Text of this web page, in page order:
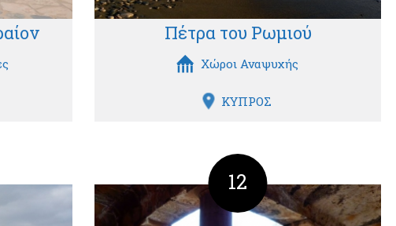
Πέτρα του Ρωμιού
Χώροι Αναψυχής
ΚΥΠΡΟΣ
12